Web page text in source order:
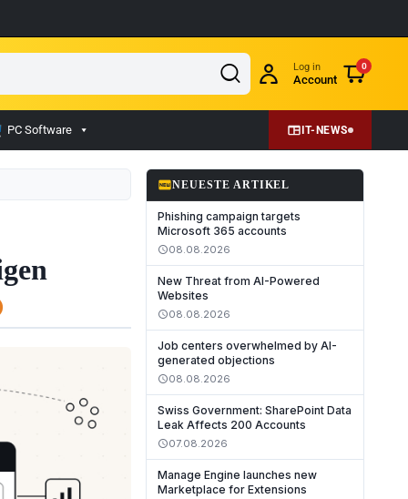
Log in
Account
0
PC Software IT-NEWS
fiber_newNEUESTE ARTIKEL
Phishing campaign targets
Microsoft 365 accounts
schedule08.08.2026
New Threat from AI-Powered
Websites
schedule08.08.2026
Job centers overwhelmed by AI-
generated objections
schedule08.08.2026
Swiss Government: SharePoint Data
Leak Affects 200 Accounts
schedule07.08.2026
Manage Engine launches new
Marketplace for Extensions